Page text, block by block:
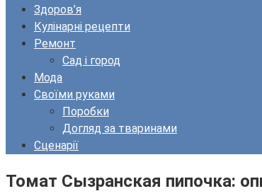
Здоров’я
Кулінарні рецепти
Ремонт
Сад і город
Мода
Своїми руками
Поробки
Догляд за тваринами
Сценарії
Томат Сызранская пипочка: